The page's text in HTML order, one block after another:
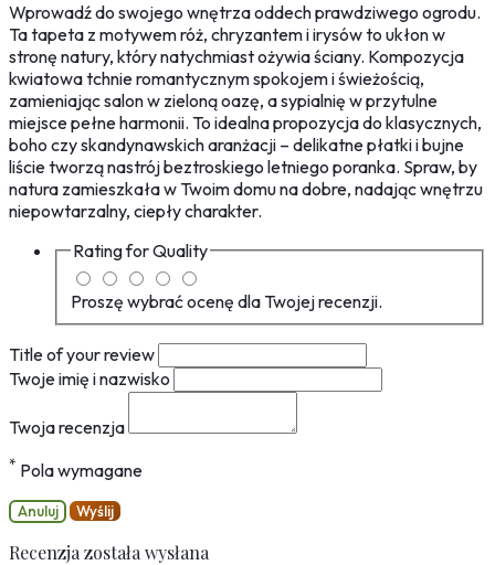
Wprowadź do swojego wnętrza oddech prawdziwego ogrodu.
Ta tapeta z motywem róż, chryzantem i irysów to ukłon w
stronę natury, który natychmiast ożywia ściany. Kompozycja
kwiatowa tchnie romantycznym spokojem i świeżością,
zamieniając salon w zieloną oazę, a sypialnię w przytulne
miejsce pełne harmonii. To idealna propozycja do klasycznych,
boho czy skandynawskich aranżacji – delikatne płatki i bujne
liście tworzą nastrój beztroskiego letniego poranka. Spraw, by
natura zamieszkała w Twoim domu na dobre, nadając wnętrzu
niepowtarzalny, ciepły charakter.
Rating forQuality
Proszę wybrać ocenę dla Twojej recenzji.
Title of your review
Twoje imię i nazwisko
Twoja recenzja
* Pola wymagane
Anuluj Wyślij
Recenzja została wysłana